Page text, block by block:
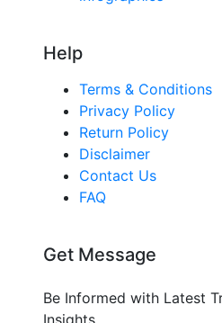
Help
Terms & Conditions
Privacy Policy
Return Policy
Disclaimer
Contact Us
FAQ
Get Message
Be Informed with Latest
Insights